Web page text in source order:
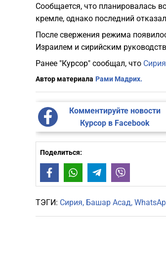
Сообщается, что планировалась
кремле, однако последний
После свержения режима
Израилем и сирийским
Ранее "Курсор" сообщал, что
Автор материала Рами Мадрих.
Комментируйте новости
Курсор в Facebook
Поделиться:
FacebookWhatsAppTelegram
ТЭГИ: Сирия Башар Асад